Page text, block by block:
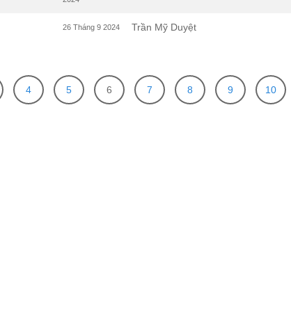
26 Tháng 9 2024 Trần Mỹ Duyệt
4 5 6 7 8 9 10